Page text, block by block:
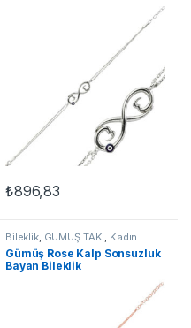
₺896,83
Bileklik, GÜMÜŞ TAKI Kadın
Bileklikleri Sonsuzluk Bileklikler
Gümüş Rose Kalp Sonsuzluk
Bayan Bileklik